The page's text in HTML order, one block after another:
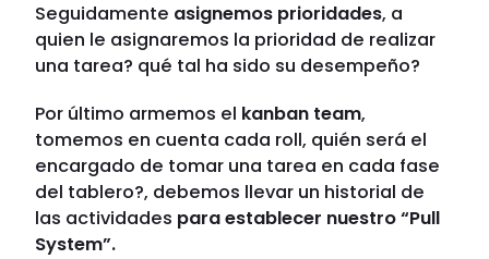
Seguidamente asignemos prioridades, a
quien le asignaremos la prioridad de realizar
una tarea? qué tal ha sido su desempeño?
Por último armemos el kanban team,
tomemos en cuenta cada roll, quién será el
encargado de tomar una tarea en cada fase
del tablero?, debemos llevar un historial de
las actividades para establecer nuestro “Pull
System”.